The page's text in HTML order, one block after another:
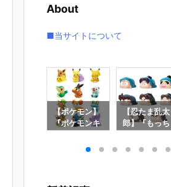
ブ
About
■当サイトについて
【ポケモン】
『ポケモンキ
スペシャル v
【忍たま乱太
郎】『もっち
eets 忍たま乱